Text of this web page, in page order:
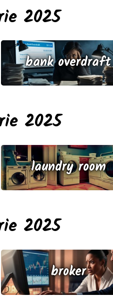
2025
bank overdraft
2025
laundry room
2025
broker